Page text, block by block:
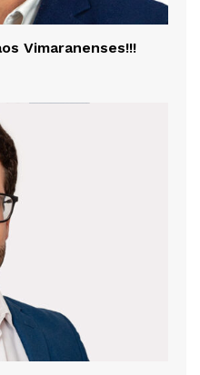
Vimaranenses!!!